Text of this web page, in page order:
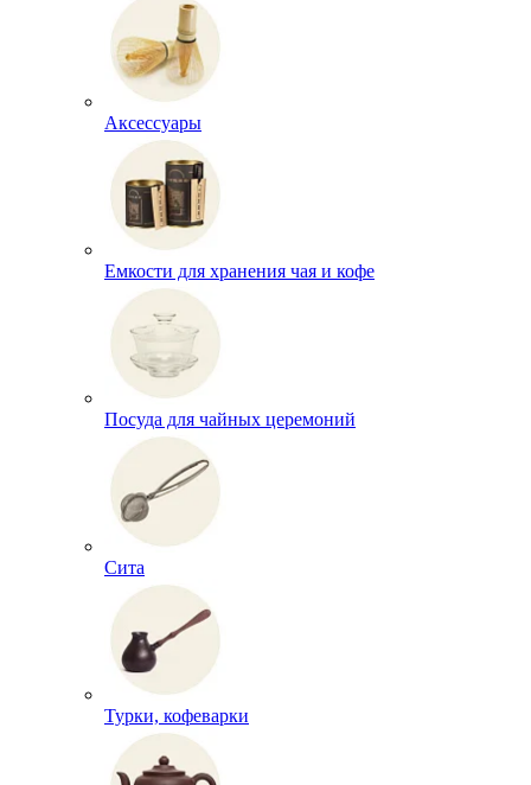
Аксессуары
Емкости для хранения чая и кофе
Посуда для чайных церемоний
Сита
Турки, кофеварки